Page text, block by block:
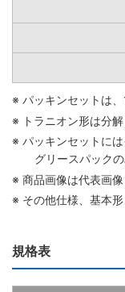
※ パッキンセットは
※ トラニオン形は分
※ パッキンセットに
グリースパック
※ 商品画像は代表画
※ その他仕様、基本
規格表